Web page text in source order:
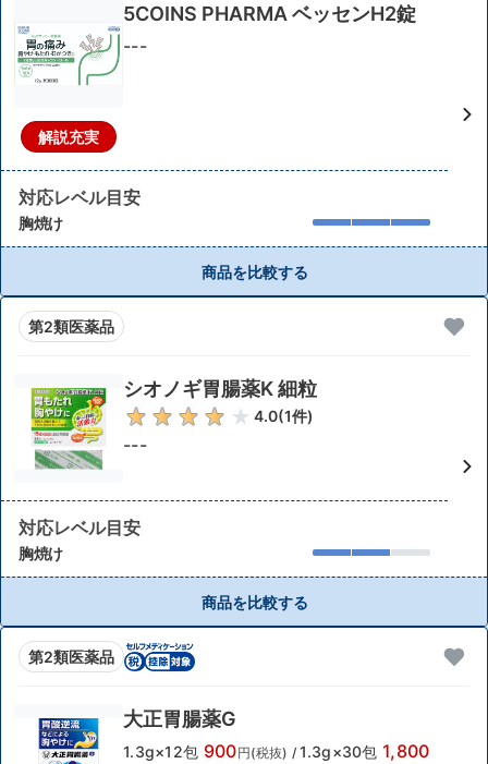
解説充実
5COINS PHARMA ベッセンH2錠
---
対応レベル目安
胸焼け
商品を比較する
第2類医薬品
シオノギ胃腸薬K 細粒
4.0(1件)
---
対応レベル目安
胸焼け
商品を比較する
第2類医薬品
大正胃腸薬G
1.3g×12包 900円(税抜) / 1.3g×30包 1,800